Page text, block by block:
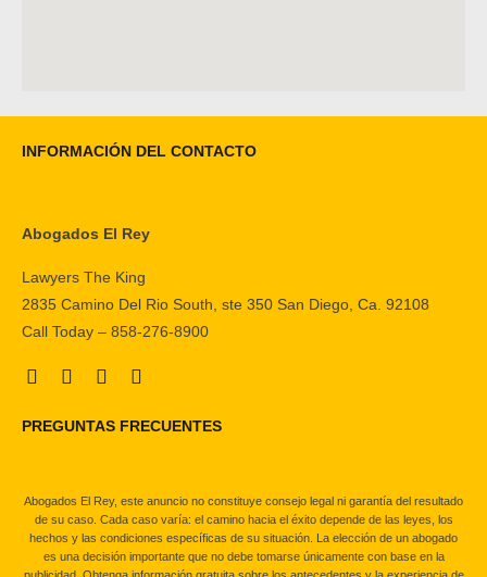
INFORMACIÓN DEL CONTACTO
Abogados El Rey
Lawyers The King
2835 Camino Del Rio South, ste 350 San Diego, Ca. 92108
Call Today – 858-276-8900
PREGUNTAS FRECUENTES
Abogados El Rey, este anuncio no constituye consejo legal ni garantía del resultado
de su caso. Cada caso varía: el camino hacia el éxito depende de las leyes, los
hechos y las condiciones específicas de su situación. La elección de un abogado
es una decisión importante que no debe tomarse únicamente con base en la